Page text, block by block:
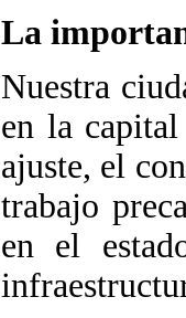
La
Nuestra
en la
ajuste, el
trabajo
en el